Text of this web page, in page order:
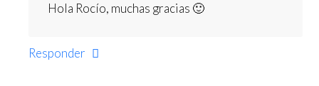
Hola Rocío, muchas gracias 🙂
Responder